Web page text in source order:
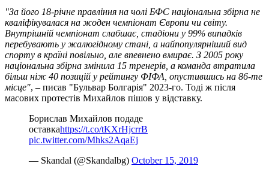
"За його 18-річне правління на чолі БФС національна збірна не
кваліфікувалася на жоден чемпіонат Європи чи світу.
Внутрішній чемпіонат слабшає, стадіони у 99% випадків
перебувають у жалюгідному стані, а найпопулярніший вид
спорту в країні повільно, але впевнено вмирає. З 2005 року
національна збірна змінила 15 тренерів, а команда втратила
більш ніж 40 позицій у рейтингу ФІФА, опустившись на 86-те
місце", – писав "Бульвар Болгарія" 2023-го. Тоді ж після
масових протестів Михайлов пішов у відставку.
Борислав Михайлов подаде
оставкаhttps://t.co/tKXrHjcrrB
pic.twitter.com/Mhks2AqaEj
— Skandal (@Skandalbg) October 15, 2019